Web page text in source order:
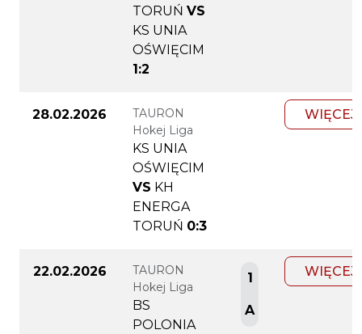
TORUŃ VS
KS UNIA
OŚWIĘCIM
1:2
28.02.2026
TAURON
Hokej Liga
KS UNIA
OŚWIĘCIM
VS KH
ENERGA
TORUŃ 0:3
WIĘCEJ
22.02.2026
TAURON
Hokej Liga
BS
POLONIA
1
A
WIĘCEJ